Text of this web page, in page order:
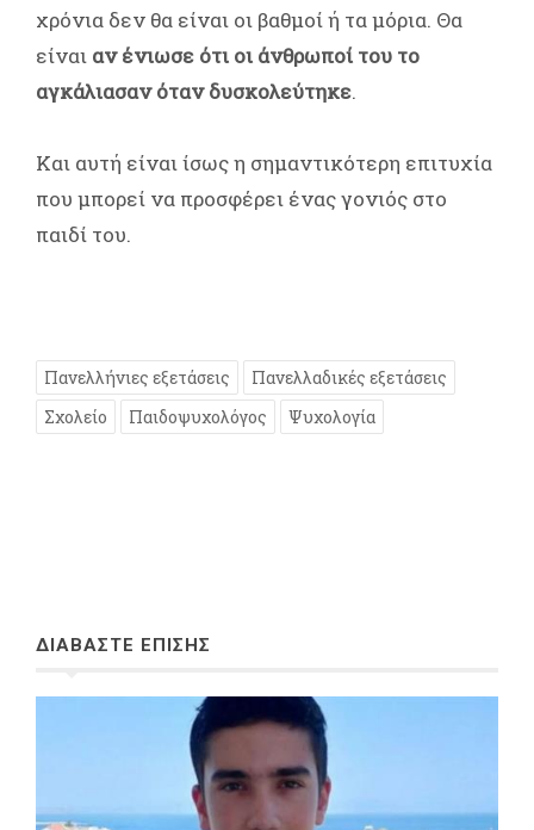
χρόνια δεν θα είναι οι βαθμοί ή τα μόρια. Θα
είναι αν ένιωσε ότι οι άνθρωποί του το
αγκάλιασαν όταν δυσκολεύτηκε.
Και αυτή είναι ίσως η σημαντικότερη επιτυχία
που μπορεί να προσφέρει ένας γονιός στο
παιδί του.
Πανελλήνιες εξετάσεις
Πανελλαδικές εξετάσεις
Σχολείο
Παιδοψυχολόγος Ψυχολογία
ΔΙΑΒΑΣΤΕ ΕΠΙΣΗΣ